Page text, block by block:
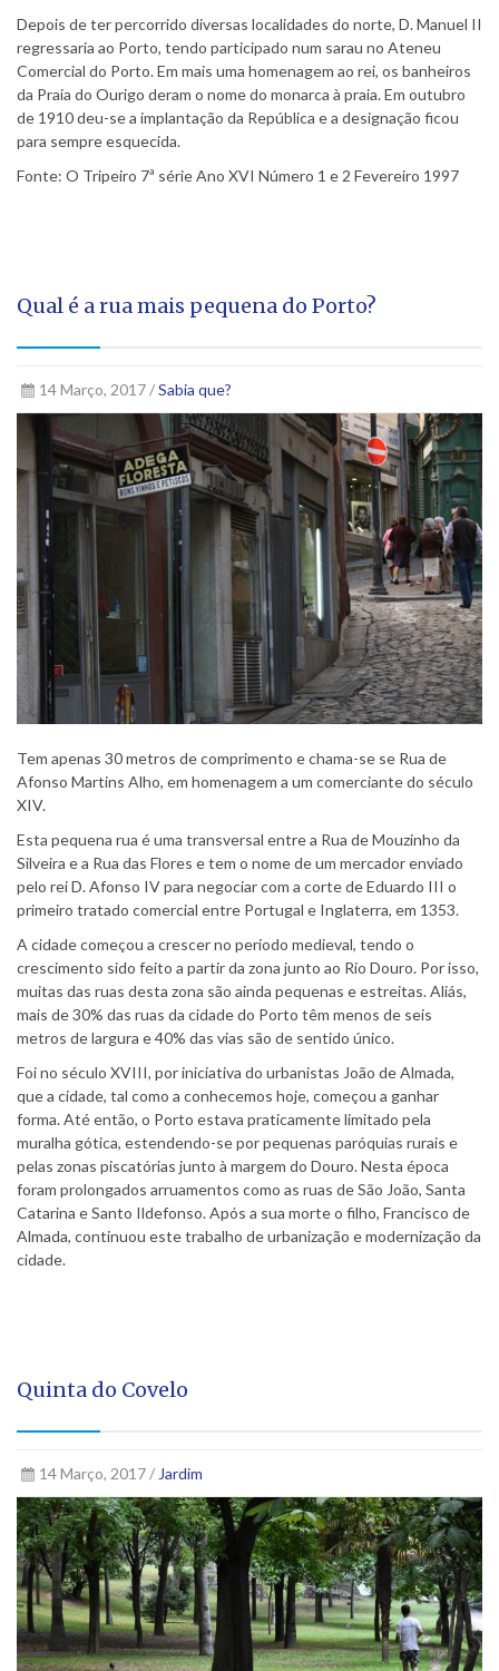
Depois de ter percorrido diversas localidades do norte, D. Manuel II
regressaria ao Porto, tendo participado num sarau no Ateneu
Comercial do Porto. Em mais uma homenagem ao rei, os banheiros
da Praia do Ourigo deram o nome do monarca à praia. Em outubro
de 1910 deu-se a implantação da República e a designação ficou
para sempre esquecida.
Fonte: O Tripeiro 7ª série Ano XVI Número 1 e 2 Fevereiro 1997
Qual é a rua mais pequena do Porto?
14 Março, 2017 /Sabia que?
Tem apenas 30 metros de comprimento e chama-se se Rua de
Afonso Martins Alho, em homenagem a um comerciante do século
XIV.
Esta pequena rua é uma transversal entre a Rua de Mouzinho da
Silveira e a Rua das Flores e tem o nome de um mercador enviado
pelo rei D. Afonso IV para negociar com a corte de Eduardo III o
primeiro tratado comercial entre Portugal e Inglaterra, em 1353.
A cidade começou a crescer no período medieval, tendo o
crescimento sido feito a partir da zona junto ao Rio Douro. Por isso,
muitas das ruas desta zona são ainda pequenas e estreitas. Aliás,
mais de 30% das ruas da cidade do Porto têm menos de seis
metros de largura e 40% das vias são de sentido único.
Foi no século XVIII, por iniciativa do urbanistas João de Almada,
que a cidade, tal como a conhecemos hoje, começou a ganhar
forma. Até então, o Porto estava praticamente limitado pela
muralha gótica, estendendo-se por pequenas paróquias rurais e
pelas zonas piscatórias junto à margem do Douro. Nesta época
foram prolongados arruamentos como as ruas de São João, Santa
Catarina e Santo Ildefonso. Após a sua morte o filho, Francisco de
Almada, continuou este trabalho de urbanização e modernização da
cidade.
Quinta do Covelo
14 Março, 2017 / Jardim